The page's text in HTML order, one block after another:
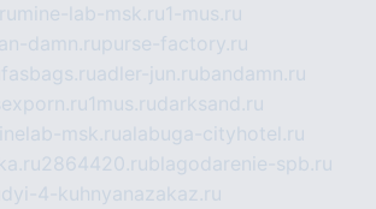
mine-lab-msk.ru1-mus.ru
damn.rupurse-factory.ru
fasbags.ruadler-jun.rubandamn.ru
1mus.rudarksand.ru
msk.rualabuga-cityhotel.ru
2864420.rublagodarenie-spb.ru
4-kuhnyanazakaz.ru